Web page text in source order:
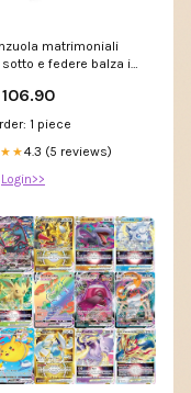
matrimoniali
e federe balza in
5905211
1 piece
4.3 (5 reviews)
Login>>